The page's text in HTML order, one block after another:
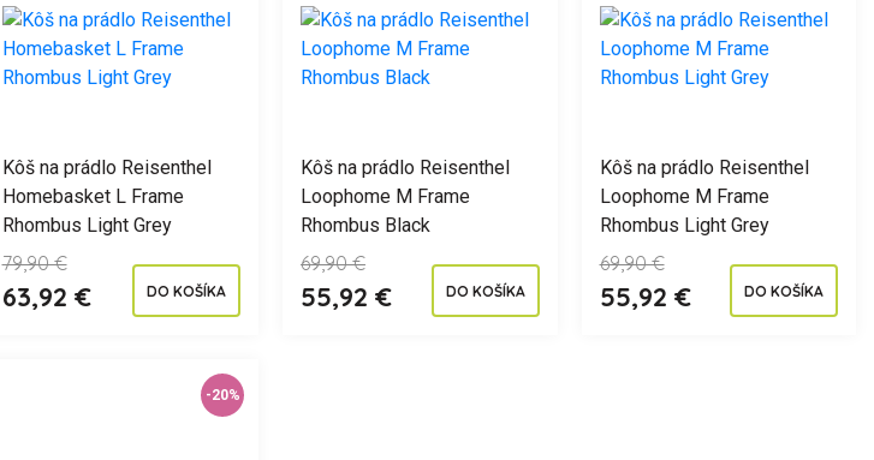
Kôš na prádlo Reisenthel
Homebasket L Frame
Rhombus Light Grey
79,90 €
63,92 € DO KOŠÍKA
Kôš na prádlo Reisenthel
Loophome M Frame
Rhombus Black
69,90 €
55,92 € DO KOŠÍKA
Kôš na prádlo Reisenthel
Loophome M Frame
Rhombus Light Grey
69,90 €
55,92 € DO KOŠÍKA
-20%